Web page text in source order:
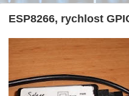
ESP8266, rychlost